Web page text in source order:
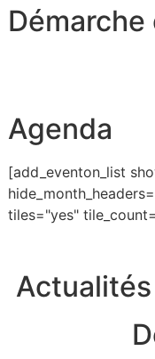
Démarche
Agenda
[add_eventon_list
tiles="yes"
Actualités